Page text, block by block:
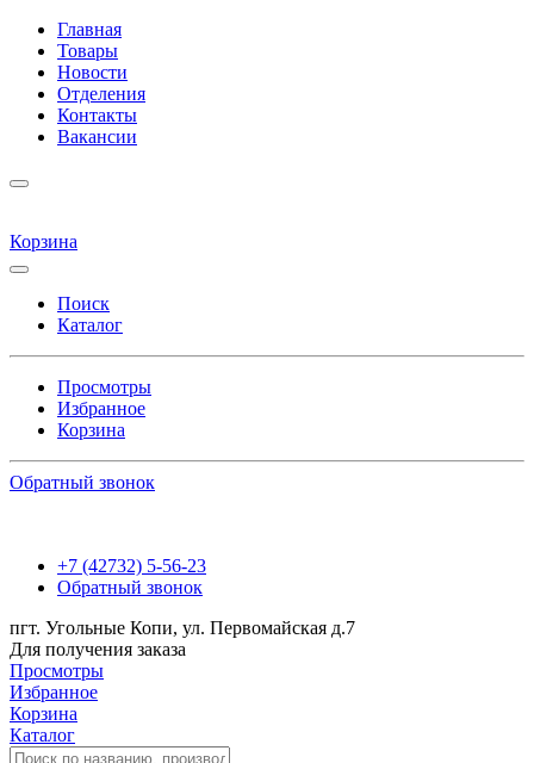
Главная
Товары
Новости
Отделения
Контакты
Вакансии
Корзина
Поиск
Каталог
Просмотры
Избранное
Корзина
Обратный звонок
+7 (42732) 5-56-23
Обратный звонок
пгт. Угольные Копи, ул. Первомайская д.7
Для получения заказа
Просмотры
Избранное
Корзина
Каталог